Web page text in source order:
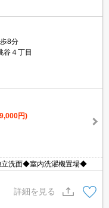
8分
谷４丁目
円)
洗面◆室内洗濯機置場◆
詳細を見る